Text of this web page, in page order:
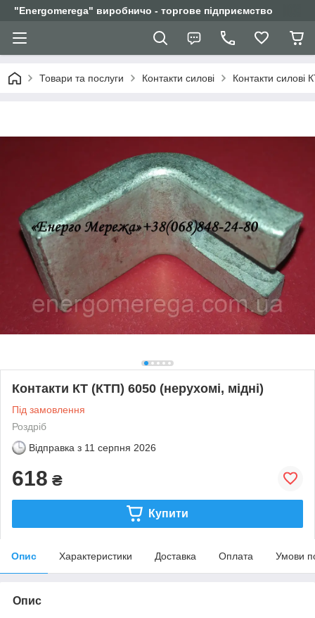
"Еnergomerega" виробничо - торгове підприємство
Товари та послуги Контакти силові Контакти силові
Контакти КТ (КТП) 6050 (нерухомі, мідні)
Під замовлення
Роздріб
Відправка з 11 серпня 2026
618 ₴
Купити
Опис Характеристики Доставка Оплата Умови
Опис